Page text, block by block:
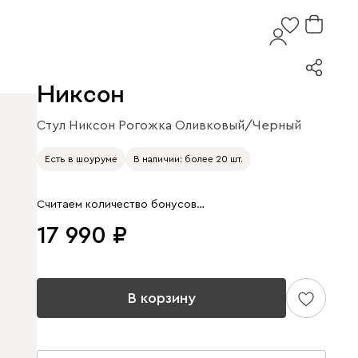
Никсон
Стул Никсон Рогожка Оливковый/Черный
Арт. 274982
Есть в шоуруме В наличии: более 20 шт.
Считаем количество бонусов…
17 990
В корзину